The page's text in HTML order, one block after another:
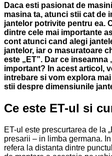
Daca esti pasionat de
masina ta, atunci stii cat de
jantelor potrivite pentru ea.
dintre cele mai importante
cont atunci cand alegi
jantelor, iar o masuratoare
este „ET”. Dar ce inseamna
important? In acest articol,
intrebare si vom explora
stii despre dimensiunile
Ce este ET-ul si
ET-ul este prescurtarea de la
presarii – in limba germana.
refera la distanta dintre